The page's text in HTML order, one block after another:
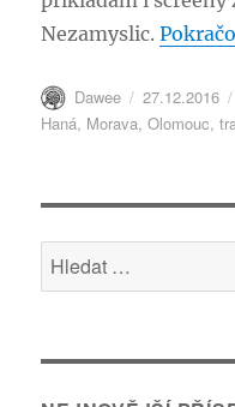
Nezamyslic.
Autor:
Dawee Publikováno:
27.12.2016
Haná, Morava,Olomouc,
Hledat: